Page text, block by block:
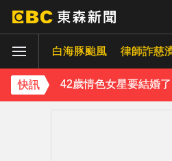
白海豚颱風 律師詐慈
快訊
下載東森App，隨時掌